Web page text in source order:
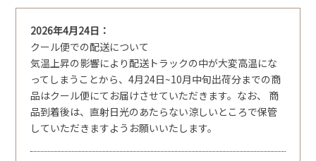
2026年4月24日
クール便での配送について
気温上昇の影響により配送トラックの中が大変高温にな
ってしまうことから、4月24日~10月中旬出荷分までの商
品はクール便にてお届けさせていただきます。なお、 商
品到着後は、直射日光のあたらない涼しいところで保管
していただきますようお願いいたします。